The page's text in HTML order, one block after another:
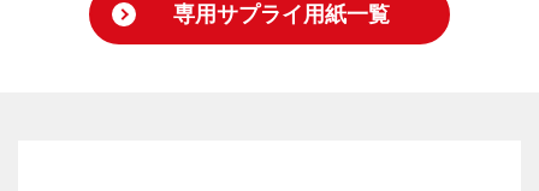
専用サプライ用紙一覧